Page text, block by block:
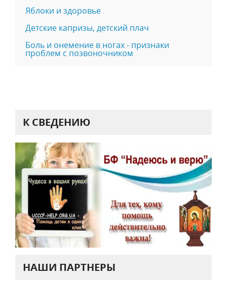
Яблоки и здоровье
Детские капризы, детский плач
Боль и онемение в ногах - признаки
проблем с позвоночником
К СВЕДЕНИЮ
НАШИ ПАРТНЕРЫ